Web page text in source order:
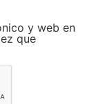
y web en
que